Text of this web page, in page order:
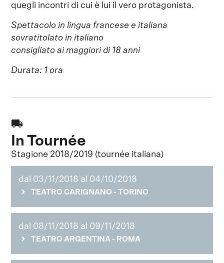
quegli incontri di cui è lui il vero protagonista.
Spettacolo in lingua francese e italiana
sovratitolato in italiano
consigliato ai maggiori di 18 anni
Durata: 1 ora
local_shipping
In Tournée
Stagione 2018/2019 (tournée italiana)
dal 03/11/2018 al 04/10/2018
TEATRO CARIGNANO - TORINO
dal 08/11/2018 al 09/11/2018
TEATRO ARGENTINA - ROMA